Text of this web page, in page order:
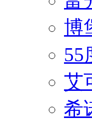
博
55
艾
希